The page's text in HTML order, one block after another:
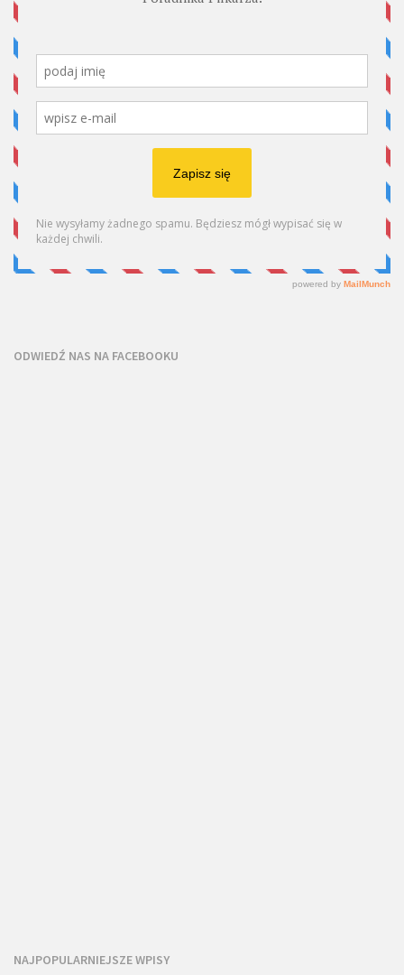
ODWIEDŹ NAS NA FACEBOOKU
NAJPOPULARNIEJSZE WPISY